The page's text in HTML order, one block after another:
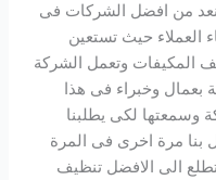
من افضل الشركات فى
العملاء حيث تستعين
المكيفات وتعمل الشركة
وخبراء فى هذا
لكى يطلبنا
مرة اخرى فى المرة
الى الافضل تنظيف